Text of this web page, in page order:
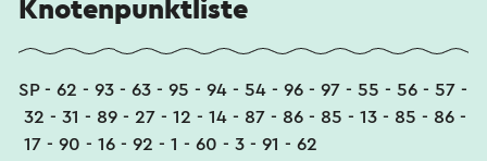
Knotenpunktliste
SP - 62 - 93 - 63 - 95 - 94 - 54 - 96 - 97 - 55 - 56 - 57 -
32 - 31 - 89 - 27 - 12 - 14 - 87 - 86 - 85 - 13 - 85 - 86 -
17 - 90 - 16 - 92 - 1 - 60 - 3 - 91 - 62